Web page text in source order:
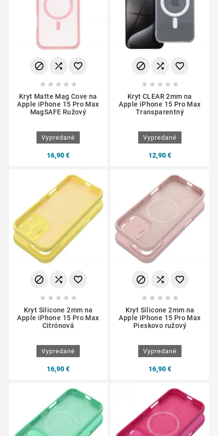
  
    
Kryt Matte Mag Cove na
Apple iPhone 15 Pro Max
MagSAFE Ružový
Vypredané
16,90 €
  
    
Kryt CLEAR 2mm na
Apple iPhone 15 Pro Max
Transparentný
Vypredané
12,90 €
  
    
Kryt Silicone 2mm na
Apple iPhone 15 Pro Max
Citrónová
Vypredané
16,90 €
  
    
Kryt Silicone 2mm na
Apple iPhone 15 Pro Max
Pieskovo ružový
Vypredané
16,90 €